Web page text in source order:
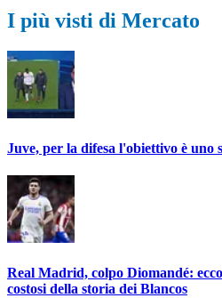
I più visti di Mercato
Juve, per la difesa l'obiettivo è uno
Real Madrid, colpo Diomandé:
costosi della storia dei Blancos